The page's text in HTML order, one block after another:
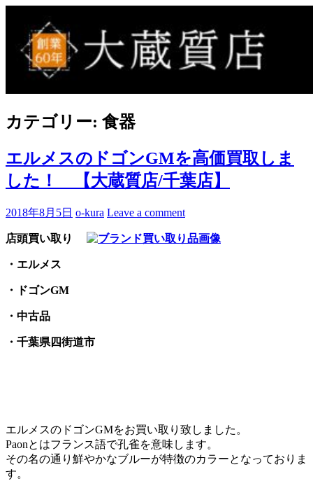
content
買取事例ブログ
ブランド品やバッグ、時計の買取情報を中心に、アイテムの
ポイントや高額買取のコツをお知らせします。
カテゴリー: 食器
エルメスのドゴンGMを高価買取しま
した！ 【大蔵質店/千葉店】
2018年8月5日 o-kura Leave a comment
店頭買い取り
・エルメス
・ドゴンGM
・中古品
・千葉県四街道市
エルメスのドゴンGMをお買い取り致しました。
Paonとはフランス語で孔雀を意味します。
その名の通り鮮やかなブルーが特徴のカラーとなっておりま
す。